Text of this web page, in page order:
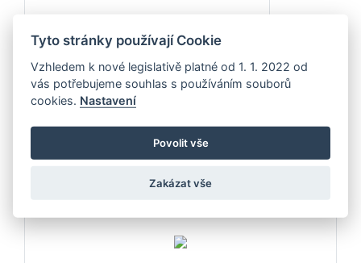
kód: 12016
VENTITEC EVA
Hadice pro domácí a průmyslové vysavače
Tyto stránky používají Cookie
Vzhledem k nové legislativě platné od 1. 1. 2022 od
vás potřebujeme souhlas s používáním souborů
cookies. Nastavení
Povolit vše
Zakázat vše